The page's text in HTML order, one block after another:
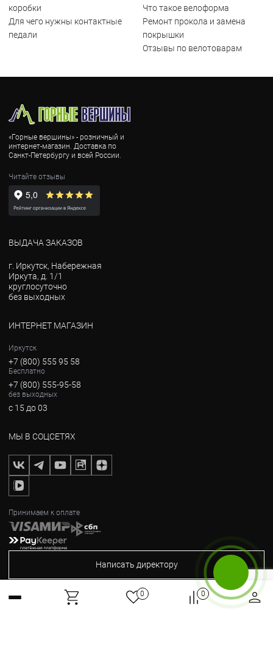
коробки
Для чего нужны контактные
педали
Что такое велоформа
Ремонт прокола и замена
покрышки
Отзывы по велотоварам
«Горные вершины» - розничный и
интернет-магазин. Доставка по
Санкт-Петербургу и всей России.
Читайте отзывы
ВЫДАЧА ЗАКАЗОВ
г. Иркутск, Набережная
Иркута, д. 1/1
круглосуточно
без выходных
ИНТЕРНЕТ МАГАЗИН
Иркутск
+7 (800) 555 95 58
Бесплатно
+7 (800) 555-95-58
без выходных
с 15 до 03
МЫ В СОЦСЕТЯХ
Принимаем к оплате
Написать директору
2012-2026, © Горные Вершины
0 0
Бесплатный звонок